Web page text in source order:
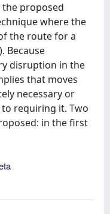
the proposed
where the
the route for a
Because
disruption in the
that moves
necessary or
requiring it. Two
in the first